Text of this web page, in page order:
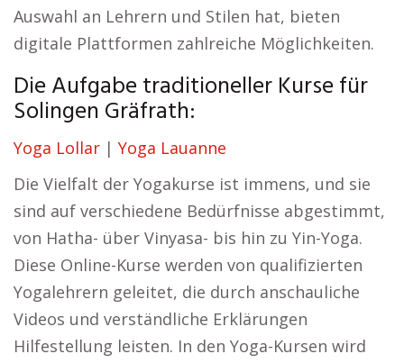
Auswahl an Lehrern und Stilen hat, bieten
digitale Plattformen zahlreiche Möglichkeiten.
Die Aufgabe traditioneller Kurse für
Solingen Gräfrath:
Yoga Lollar | Yoga Lauanne
Die Vielfalt der Yogakurse ist immens, und sie
sind auf verschiedene Bedürfnisse abgestimmt,
von Hatha- über Vinyasa- bis hin zu Yin-Yoga.
Diese Online-Kurse werden von qualifizierten
Yogalehrern geleitet, die durch anschauliche
Videos und verständliche Erklärungen
Hilfestellung leisten. In den Yoga-Kursen wird